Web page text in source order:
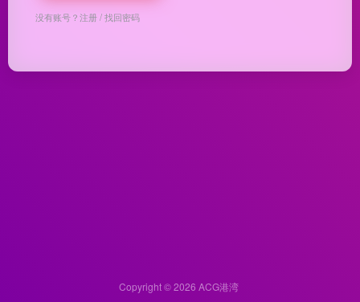
没有账号？注册/找回密码
Copyright © 2026 ACG港湾